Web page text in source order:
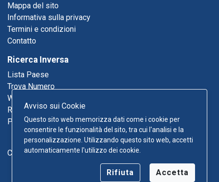
Avviso sui Cookie
Questo sito web memorizza dati come i cookie per
consentire le funzionalità del sito, tra cui l'analisi e la
personalizzazione. Utilizzando questo sito web, accetti
automaticamente l'utilizzo dei cookie.
Rifiuta Accetta
Mappa del sito
Informativa sulla privacy
Termini e condizioni
Contatto
Ricerca Inversa
Lista Paese
Trova Numero
Who Called Me
Ricerca Email
Pagine Gialle
Contatto
Copyright © 2026 Numeroditelefono.net - Tutti i diritti